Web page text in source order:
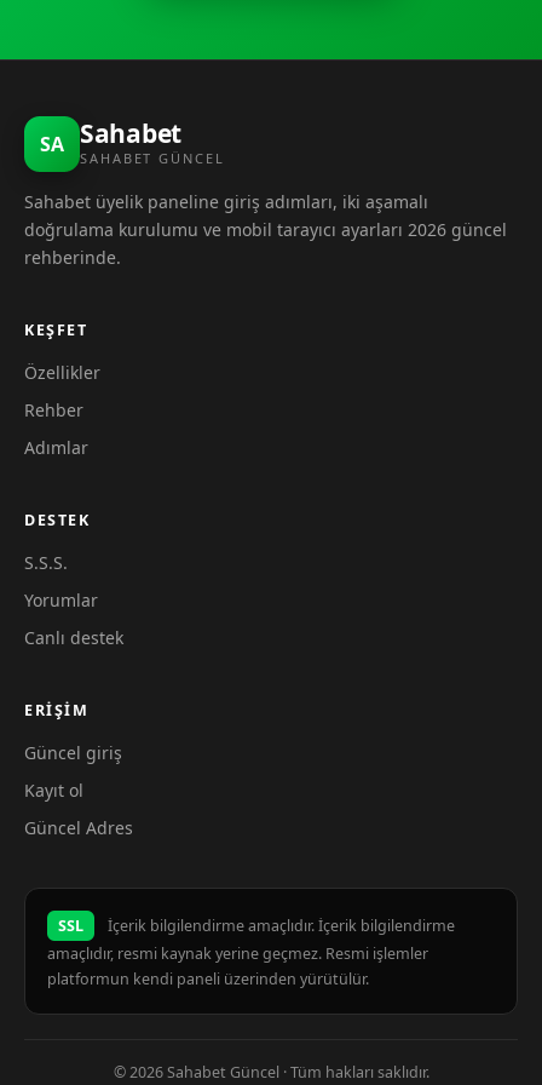
SA Sahabet
SAHABET GÜNCEL
Sahabet üyelik paneline giriş adımları, iki aşamalı
doğrulama kurulumu ve mobil tarayıcı ayarları 2026 güncel
rehberinde.
KEŞFET
Özellikler
Rehber
Adımlar
DESTEK
S.S.S.
Yorumlar
Canlı destek
ERIŞIM
Güncel giriş
Kayıt ol
Güncel Adres
SSL
İçerik bilgilendirme amaçlıdır. İçerik bilgilendirme
amaçlıdır, resmi kaynak yerine geçmez. Resmi işlemler
platformun kendi paneli üzerinden yürütülür.
© 2026 Sahabet Güncel · Tüm hakları saklıdır.